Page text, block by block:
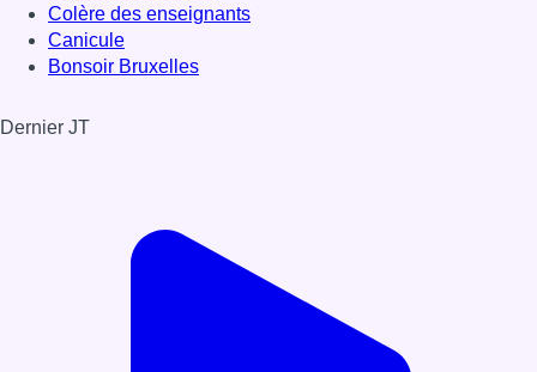
Colère des enseignants
Canicule
Bonsoir Bruxelles
Dernier JT